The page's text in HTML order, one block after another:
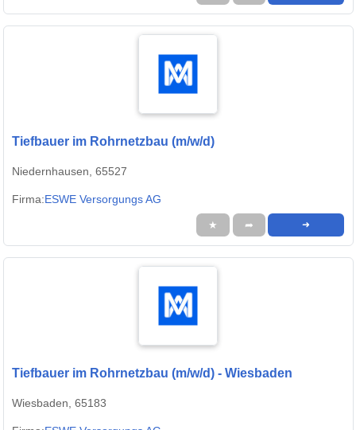
Tiefbauer im Rohrnetzbau (m/w/d)
Niedernhausen, 65527
Firma:ESWE Versorgungs AG
★ ➦ ➜
Tiefbauer im Rohrnetzbau (m/w/d) - Wiesbaden
Wiesbaden, 65183